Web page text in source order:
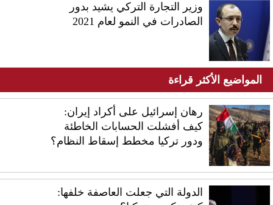
وزير التجارة التركي يشيد بدور
الصادرات في النمو لعام 2021
المواضيع الأكثر قراءة
رهان إسرائيل على أكراد إيران:
كيف أفشلت الحسابات الخاطئة
ودور تركيا مخطط إسقاط النظام؟
الدولة التي جعلت العاصفة خلفها: